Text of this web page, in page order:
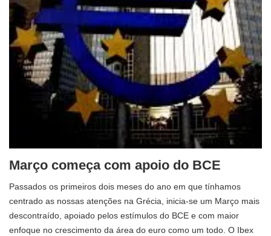
Março começa com apoio do BCE
Passados ​​os primeiros dois meses do ano em que tínhamos
centrado as nossas atenções na Grécia, inicia-se um Março mais
descontraído, apoiado pelos estímulos do BCE e com maior
enfoque no crescimento da área do euro como um todo. O Ibex